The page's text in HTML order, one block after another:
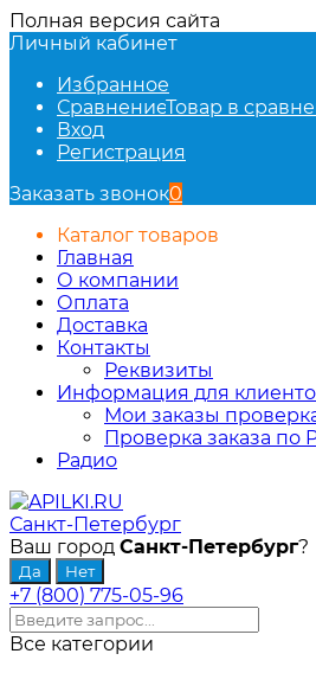
Полная версия сайта
Личный кабинет
Избранное
СравнениеТовар в
Вход
Регистрация
Заказать звонок0
Каталог товаров
Главная
О компании
Оплата
Доставка
Контакты
Реквизиты
Информация для
Мои заказы
Проверка заказа по
Радио
Санкт-Петербург
Ваш город Санкт-Петербург?
+7 (800) 775-05-96
Все категории